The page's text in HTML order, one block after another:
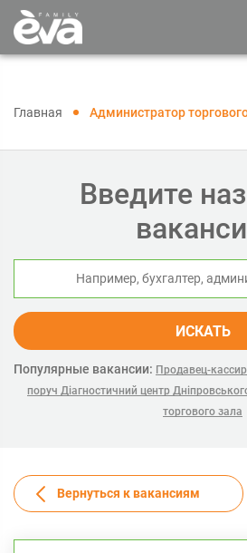
Главная Администратор
Введите
ИСКАТЬ
Популярные вакансии: Продавец-
поруч Діагностичний центр
торгового зала
Вернуться к вакансиям